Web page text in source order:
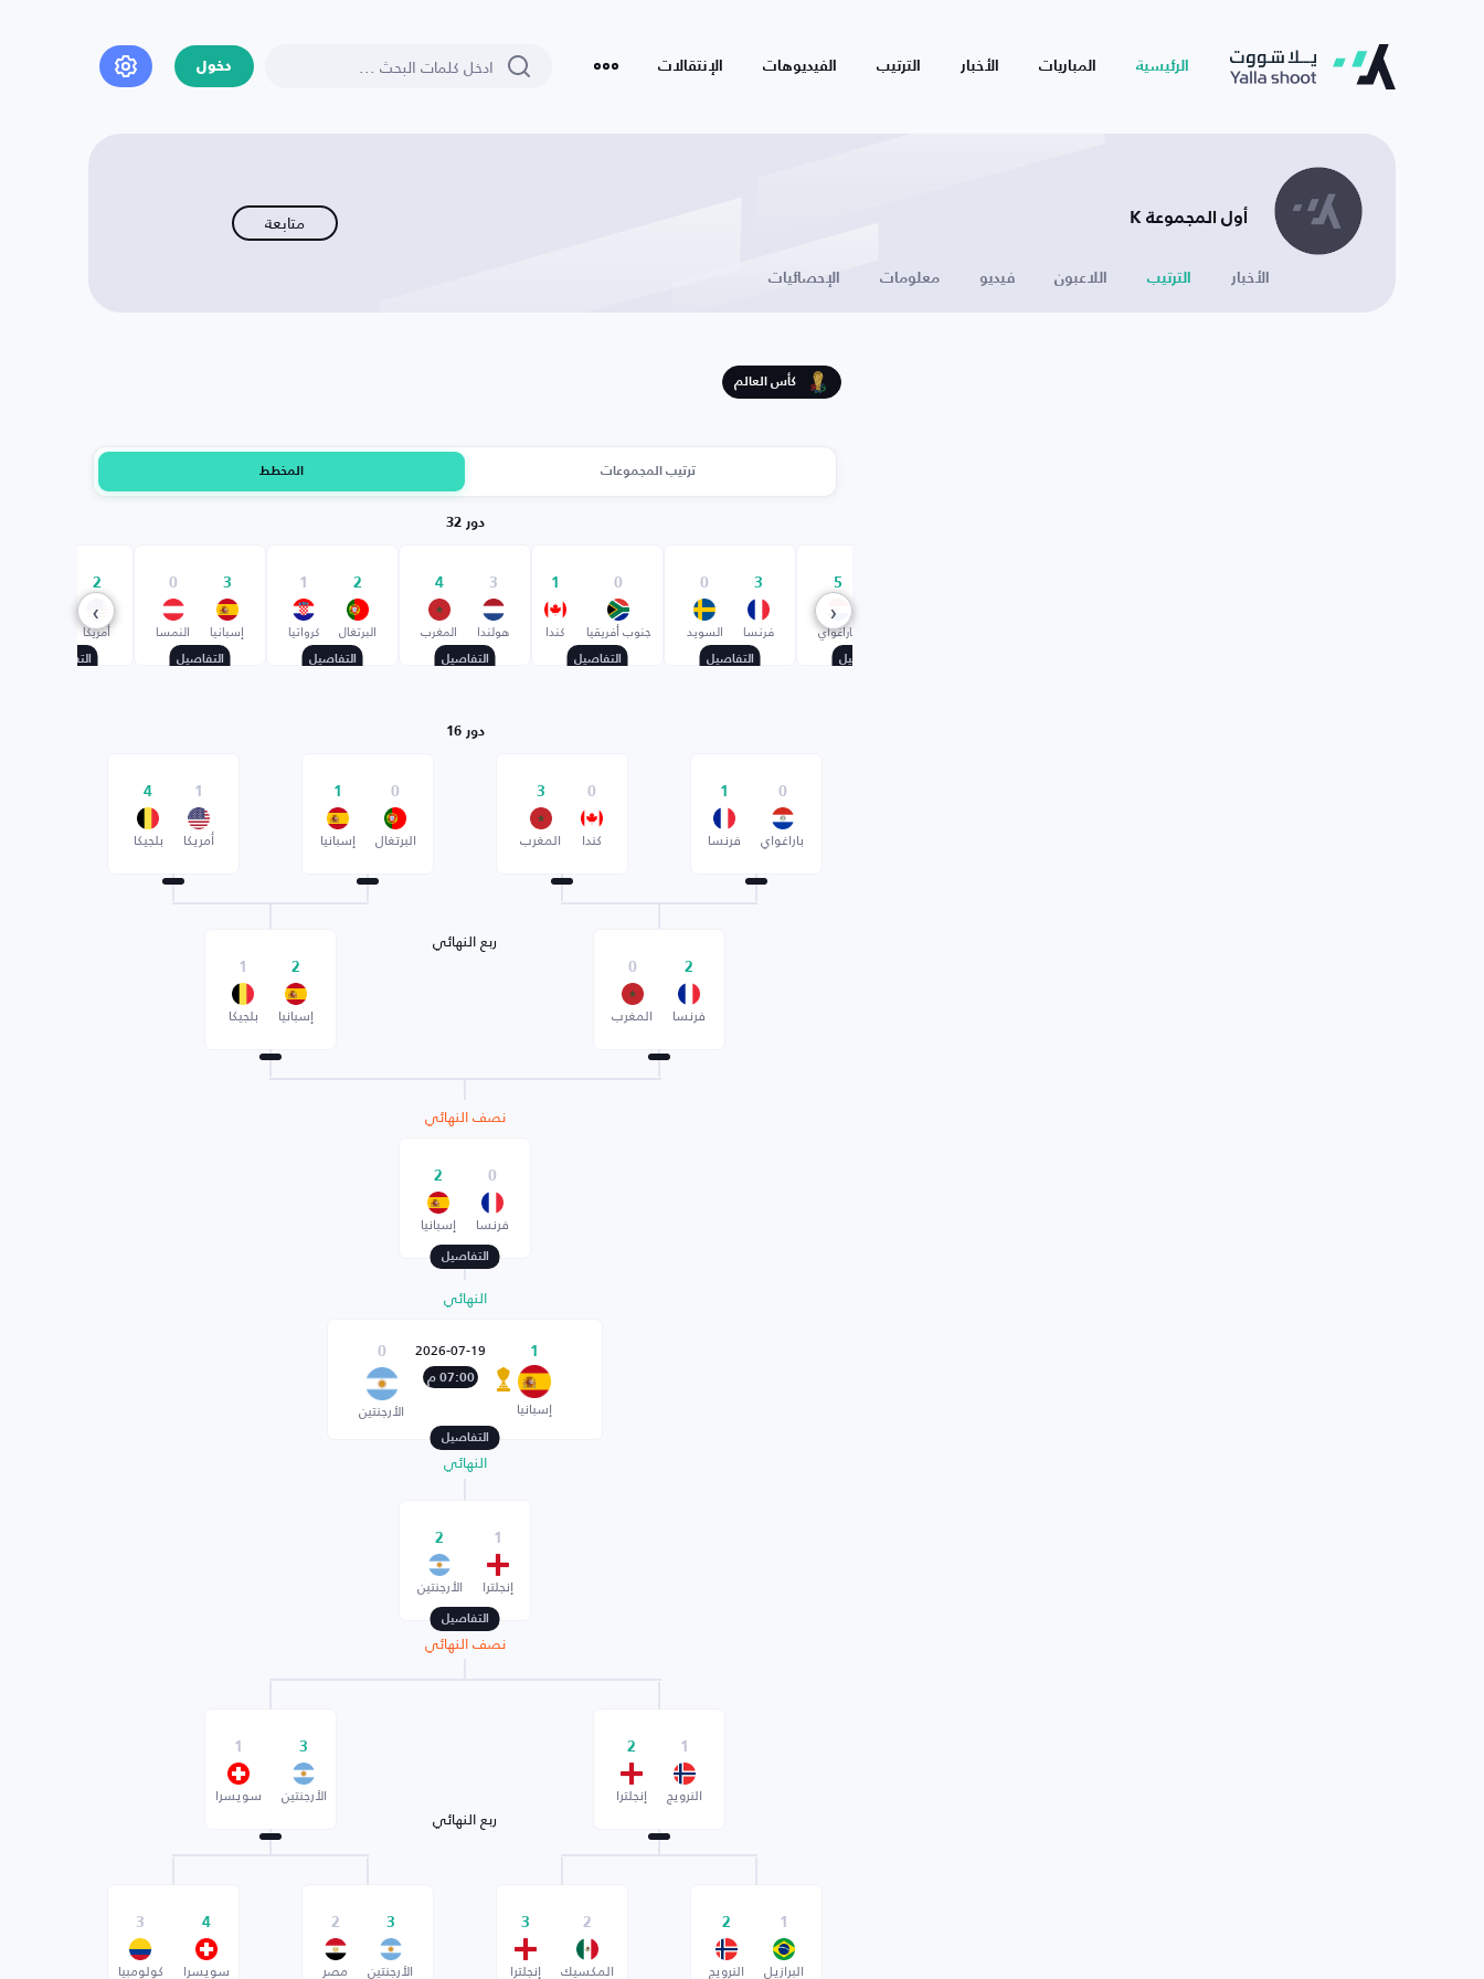
الرئيسية المباريات الأخبار الترتيب الفيديوهات الإنتقالات دخول
أول المجموعة K متابعة
الأخبار الترتيب اللاعبون فيديو معلومات الإحصائيات
كأس العالم
ترتيب المجموعات المخطط
دور 32
5
باراغواي
التفاصيل
3
فرنسا
0
السويد
التفاصيل
0
جنوب أفريقيا
1
كندا
التفاصيل
3
هولندا
4
المغرب
التفاصيل
2
البرتغال
1
كرواتيا
التفاصيل
3
إسبانيا
0
النمسا
التفاصيل
2
أمريكا
التفاصيل
‹
›
دور 16
0
باراغواي
1
فرنسا
0
كندا
3
المغرب
0
البرتغال
1
إسبانيا
1
أمريكا
4
بلجيكا
ربع النهائي
2
فرنسا
0
المغرب
2
إسبانيا
1
بلجيكا
نصف النهائي
0
فرنسا
2
إسبانيا
التفاصيل
النهائي
1
إسبانيا
2026-07-19
07:00 م
0
الأرجنتين
التفاصيل
النهائي
1
إنجلترا
2
الأرجنتين
التفاصيل
نصف النهائي
1
النرويج
2
إنجلترا
3
الأرجنتين
1
سويسرا
ربع النهائي
1
البرازيل
2
النرويج
2
المكسيك
3
إنجلترا
3
الأرجنتين
2
مصر
4
سويسرا
3
كولومبيا